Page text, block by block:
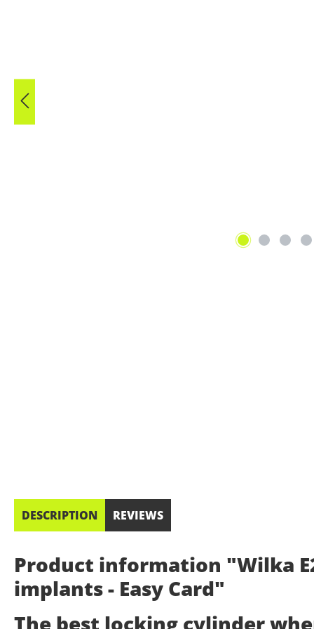
DESCRIPTION REVIEWS
Product information "Wilka
implants - Easy Card"
The best locking cylinder